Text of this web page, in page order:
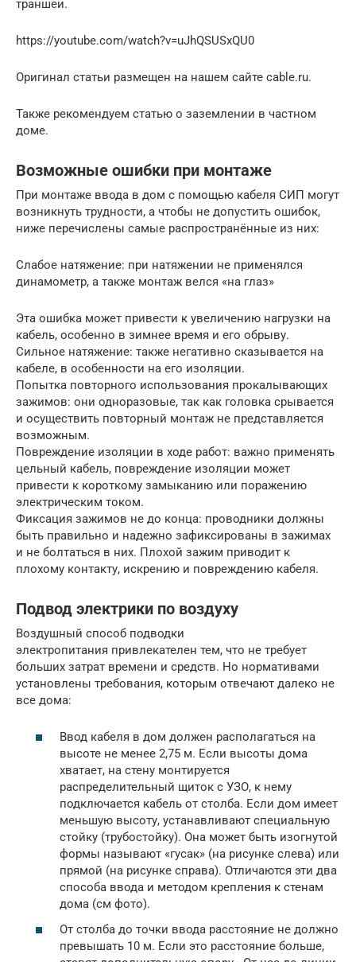
траншеи.
https://youtube.com/watch?v=uJhQSUSxQU0
Оригинал статьи размещен на нашем сайте cable.ru.
Также рекомендуем статью о заземлении в частном
доме.
Возможные ошибки при монтаже
При монтаже ввода в дом с помощью кабеля СИП могут
возникнуть трудности, а чтобы не допустить ошибок,
ниже перечислены самые распространённые из них:
Слабое натяжение: при натяжении не применялся
динамометр, а также монтаж велся «на глаз»
Эта ошибка может привести к увеличению нагрузки на
кабель, особенно в зимнее время и его обрыву.
Сильное натяжение: также негативно сказывается на
кабеле, в особенности на его изоляции.
Попытка повторного использования прокалывающих
зажимов: они одноразовые, так как головка срывается
и осуществить повторный монтаж не представляется
возможным.
Повреждение изоляции в ходе работ: важно применять
цельный кабель, повреждение изоляции может
привести к короткому замыканию или поражению
электрическим током.
Фиксация зажимов не до конца: проводники должны
быть правильно и надежно зафиксированы в зажимах
и не болтаться в них. Плохой зажим приводит к
плохому контакту, искрению и повреждению кабеля.
Подвод электрики по воздуху
Воздушный способ подводки
электропитания привлекателен тем, что не требует
больших затрат времени и средств. Но нормативами
установлены требования, которым отвечают далеко не
все дома:
Ввод кабеля в дом должен располагаться на
высоте не менее 2,75 м. Если высоты дома
хватает, на стену монтируется
распределительный щиток с УЗО, к нему
подключается кабель от столба. Если дом имеет
меньшую высоту, устанавливают специальную
стойку (трубостойку). Она может быть изогнутой
формы называют «гусак» (на рисунке слева) или
прямой (на рисунке справа). Отличаются эти два
способа ввода и методом крепления к стенам
дома (см фото).
От столба до точки ввода расстояние не должно
превышать 10 м. Если это расстояние больше,